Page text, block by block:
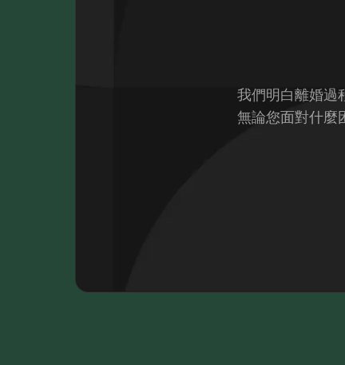
我們明白離婚過
無論您面對什麼